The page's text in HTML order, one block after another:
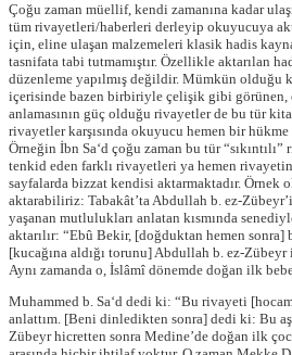
Çoğu zaman müellif, kendi zamanına kadar
tüm rivayetleri/haberleri derleyip okuyucuya
için, eline ulaşan malzemeleri klasik hadis
tasnifata tabi tutmamıştır. Özellikle aktarılan
düzenleme yapılmış değildir. Mümkün olduğu
içerisinde bazen birbiriyle çelişik gibi görünen,
anlamasının güç olduğu rivayetler de bu tür
rivayetler karşısında okuyucu hemen bir
Örneğin İbn Sa‘d çoğu zaman bu tür
tenkid eden farklı rivayetleri ya hemen
sayfalarda bizzat kendisi aktarmaktadır. Örnek
aktarabiliriz: Tabakât’ta Abdullah b. ez-
yaşanan mutlulukları anlatan kısmında
aktarılır: “Ebû Bekir, [doğduktan hemen sonra]
[kucağına aldığı torunu] Abdullah b. ez-
Aynı zamanda o, İslâmî dönemde doğan ilk
Muhammed b. Saʻd dedi ki: “Bu rivayeti
anlattım. [Beni dinledikten sonra] dedi ki: Bu
Zübeyr hicretten sonra Medine’de doğan ilk